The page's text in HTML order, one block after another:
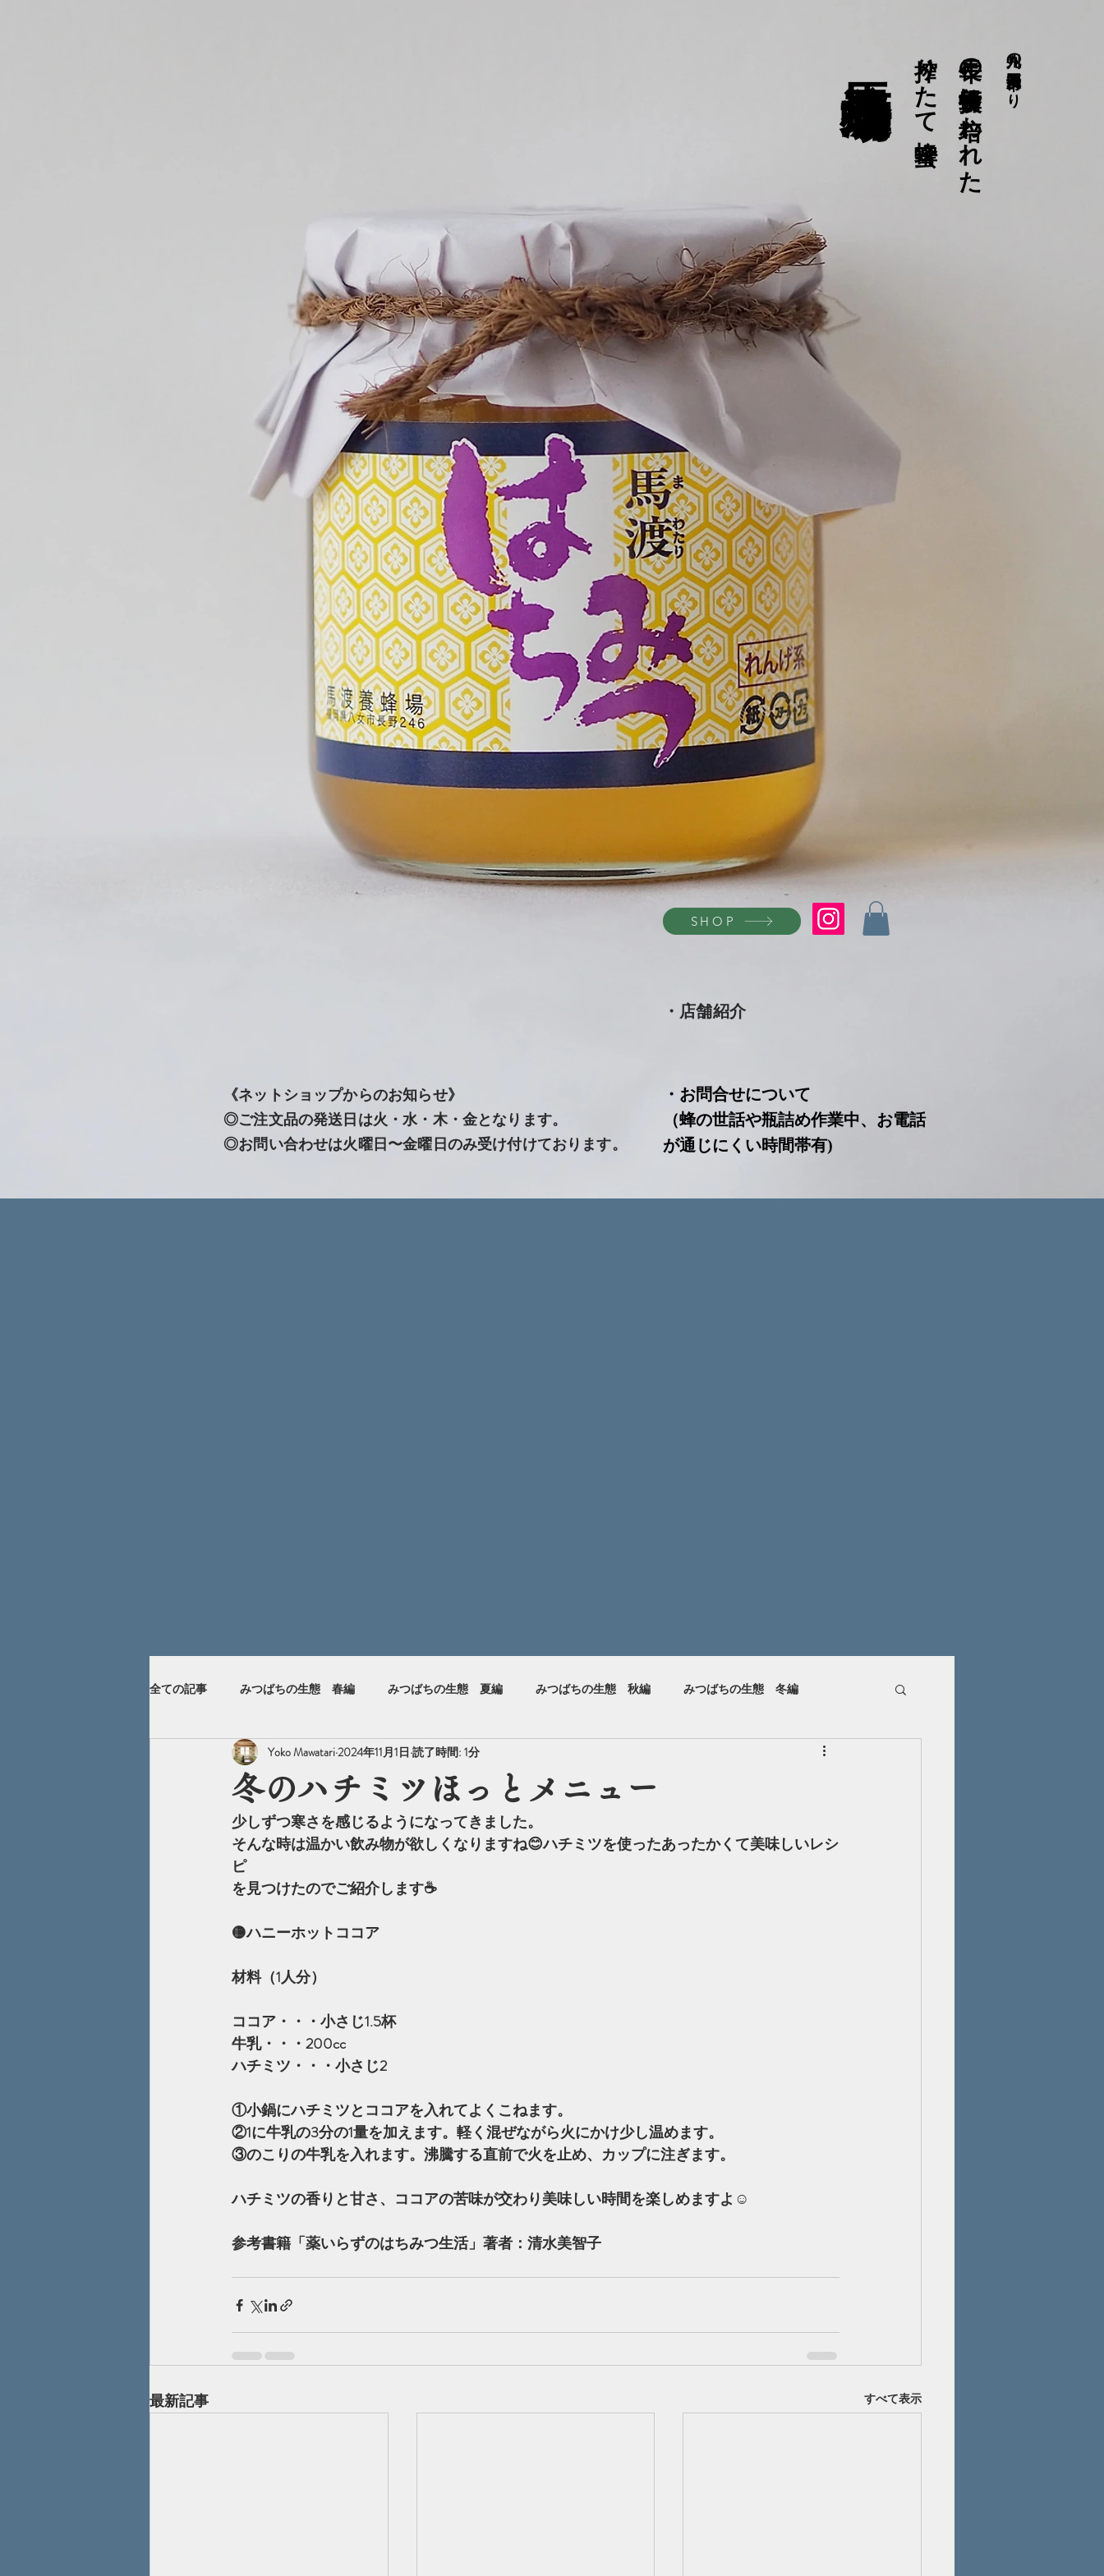
九州の福岡県八女市より
長年の養蜂技術に培われた
搾りたて蜂蜜
SHOP
・店舗紹介
《ネットショップからのお知らせ》
◎ご注文品の発送日は火・水・木・金となります。
◎お問い合わせは火曜日〜金曜日のみ受け付けております。
・お問合せについて
（蜂の世話や瓶詰め作業中、お電話
が通じにくい時間帯有)
全ての記事 みつばちの生態 春編 みつばちの生態 夏編 みつばちの生態 秋編 みつばちの生態 冬編
冬のハチミツほっとメニュー
Yoko Mawatari2024年11月1日 読了時間: 1分
少しずつ寒さを感じるようになってきました。
そんな時は温かい飲み物が欲しくなりますね😊ハチミツを使ったあったかくて美味しいレシ
ピ
を見つけたのでご紹介します☕️
🟡ハニーホットココア
材料（1人分）
ココア・・・小さじ1.5杯
牛乳・・・200cc
ハチミツ・・・小さじ2
①小鍋にハチミツとココアを入れてよくこねます。
②1に牛乳の3分の1量を加えます。軽く混ぜながら火にかけ少し温めます。
③のこりの牛乳を入れます。沸騰する直前で火を止め、カップに注ぎます。
ハチミツの香りと甘さ、ココアの苦味が交わり美味しい時間を楽しめますよ☺️
参考書籍「薬いらずのはちみつ生活」著者：清水美智子
最新記事 すべて表示